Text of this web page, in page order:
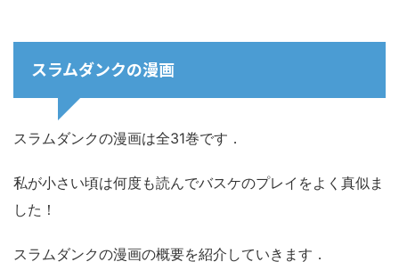
スラムダンクの漫画
スラムダンクの漫画は全31巻です．
私が小さい頃は何度も読んでバスケのプレイをよく真似ま
した！
スラムダンクの漫画の概要を紹介していきます．